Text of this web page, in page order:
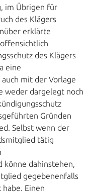
im Übrigen für
des Klägers
erklärte
des Klägers
eine
mit der Vorlage
weder dargelegt noch
Gründen
Selbst wenn der
tätig
könne dahinstehen,
gegebenenfalls
Einen